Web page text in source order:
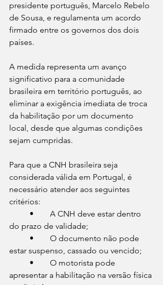
presidente português, Marcelo Rebelo
de Sousa, e regulamenta um acordo
firmado entre os governos dos dois
países.
A medida representa um avanço
significativo para a comunidade
brasileira em território português, ao
eliminar a exigência imediata de troca
da habilitação por um documento
local, desde que algumas condições
sejam cumpridas.
Para que a CNH brasileira seja
considerada válida em Portugal, é
necessário atender aos seguintes
critérios:
do prazo de validade;
estar suspenso, cassado ou vencido;
apresentar a habilitação na versão física